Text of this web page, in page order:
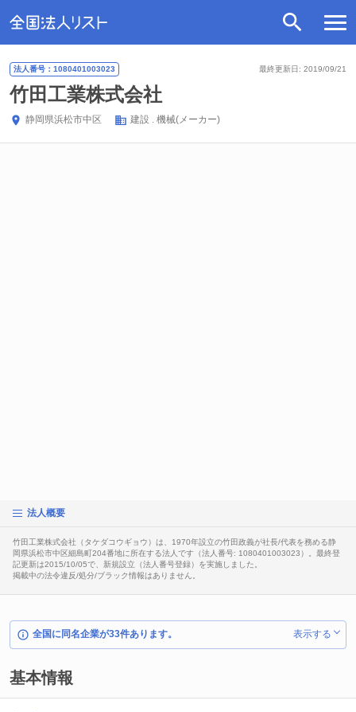
最終更新日: 2019/09/21
法人番号：1080401003023
竹田工業株式会社
静岡県浜松市中区 建設 機械(メーカー)
法人概要
竹田工業株式会社（タケダコウギョウ）は、1970年設立の竹田政義が社長/代表を務める静
岡県浜松市中区細島町204番地に所在する法人です（法人番号: 1080401003023）。最終登
記更新は2015/10/05で、新規設立（法人番号登録）を実施しました。
掲載中の法令違反/処分/ブラック情報はありません。
全国に同名企業が33件あります。 表示する
基本情報